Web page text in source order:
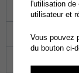
05
12
l'utilisation
utilisateur et
Vous pouvez
du bouton ci-